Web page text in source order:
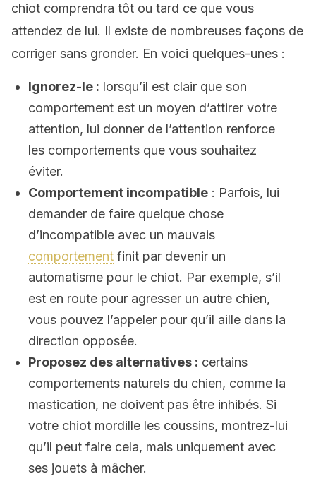
chiot comprendra tôt ou tard ce que vous
attendez de lui. Il existe de nombreuses façons de
corriger sans gronder. En voici quelques-unes :
Ignorez-le : lorsqu’il est clair que son
comportement est un moyen d’attirer votre
attention, lui donner de l’attention renforce
les comportements que vous souhaitez
éviter.
Comportement incompatible : Parfois, lui
demander de faire quelque chose
d’incompatible avec un mauvais
comportement finit par devenir un
automatisme pour le chiot. Par exemple, s’il
est en route pour agresser un autre chien,
vous pouvez l’appeler pour qu’il aille dans la
direction opposée.
Proposez des alternatives : certains
comportements naturels du chien, comme la
mastication, ne doivent pas être inhibés. Si
votre chiot mordille les coussins, montrez-lui
qu’il peut faire cela, mais uniquement avec
ses jouets à mâcher.